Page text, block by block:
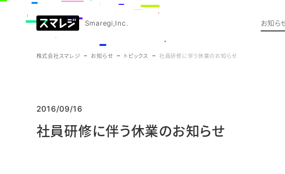
Smaregi,Inc. お知ら
株式会社スマレジ お知らせ トピックス 社員研修に伴う休業のお知らせ
2016/09/16
社員研修に伴う休業のお知らせ